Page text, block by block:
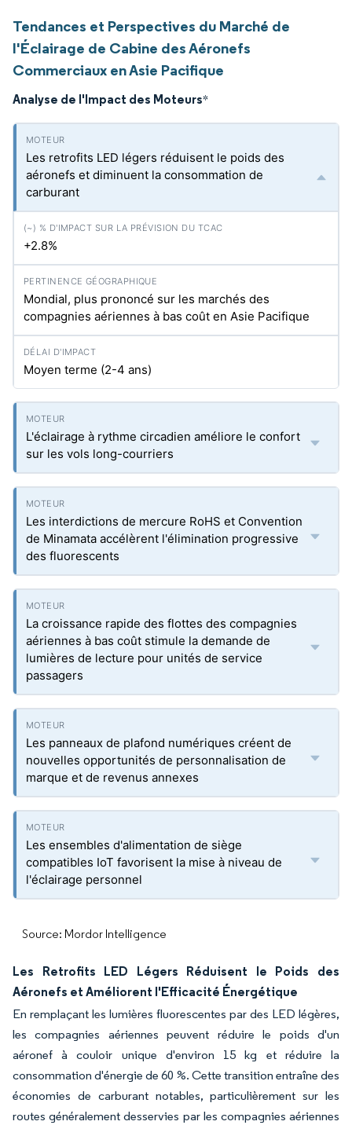
Tendances et Perspectives du Marché de
l'Éclairage de Cabine des Aéronefs
Commerciaux en Asie Pacifique
Analyse de l'Impact des Moteurs*
Les retrofits LED légers réduisent le poids des
aéronefs et diminuent la consommation de
carburant
+2.8%
Mondial, plus prononcé sur les marchés des
compagnies aériennes à bas coût en Asie Pacifique
Moyen terme (2-4 ans)
L'éclairage à rythme circadien améliore le confort
sur les vols long-courriers
Les interdictions de mercure RoHS et Convention
de Minamata accélèrent l'élimination progressive
des fluorescents
La croissance rapide des flottes des compagnies
aériennes à bas coût stimule la demande de
lumières de lecture pour unités de service
passagers
Les panneaux de plafond numériques créent de
nouvelles opportunités de personnalisation de
marque et de revenus annexes
Les ensembles d'alimentation de siège
compatibles IoT favorisent la mise à niveau de
l'éclairage personnel
Source: Mordor Intelligence
Les Retrofits LED Légers Réduisent le Poids des
Aéronefs et Améliorent l'Efficacité Énergétique
En remplaçant les lumières fluorescentes par des LED légères,
les compagnies aériennes peuvent réduire le poids d'un
aéronef à couloir unique d'environ 15 kg et réduire la
consommation d'énergie de 60 %. Cette transition entraîne des
économies de carburant notables, particulièrement sur les
routes généralement desservies par les compagnies aériennes